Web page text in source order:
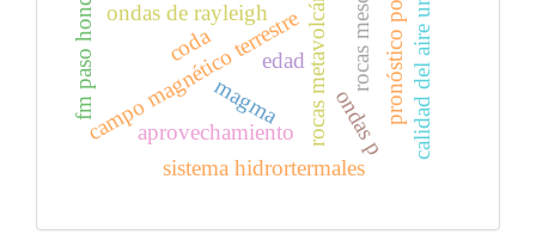
ondas de rayleigh
campo magnético terrestrerocas metavolcánicas
sistema hidrortermales
ondas p
fm paso hondo coda
aprovechamiento
magma
edad calidad del aire urbano